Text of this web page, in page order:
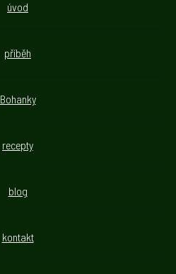
úvod
příběh
Bohanky
recepty
blog
kontakt